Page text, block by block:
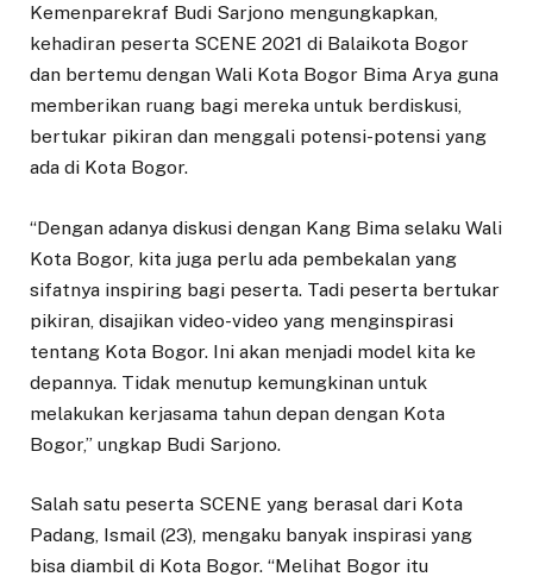
Kemenparekraf Budi Sarjono mengungkapkan,
kehadiran peserta SCENE 2021 di Balaikota Bogor
dan bertemu dengan Wali Kota Bogor Bima Arya guna
memberikan ruang bagi mereka untuk berdiskusi,
bertukar pikiran dan menggali potensi-potensi yang
ada di Kota Bogor.
“Dengan adanya diskusi dengan Kang Bima selaku Wali
Kota Bogor, kita juga perlu ada pembekalan yang
sifatnya inspiring bagi peserta. Tadi peserta bertukar
pikiran, disajikan video-video yang menginspirasi
tentang Kota Bogor. Ini akan menjadi model kita ke
depannya. Tidak menutup kemungkinan untuk
melakukan kerjasama tahun depan dengan Kota
Bogor,” ungkap Budi Sarjono.
Salah satu peserta SCENE yang berasal dari Kota
Padang, Ismail (23), mengaku banyak inspirasi yang
bisa diambil di Kota Bogor. “Melihat Bogor itu